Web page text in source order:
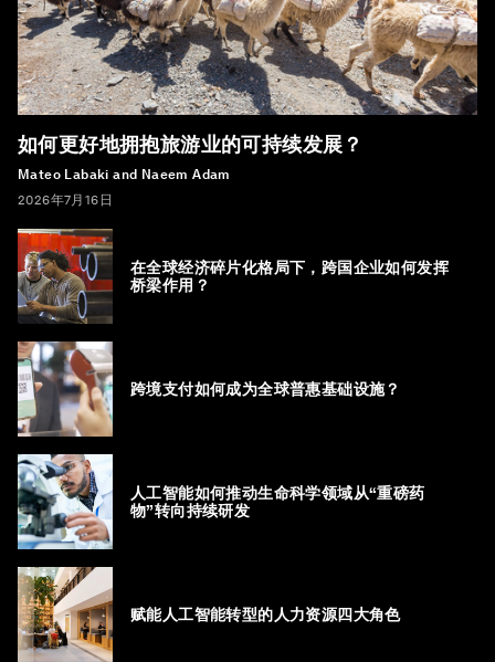
如何更好地拥抱旅游业的可持续发展？
Mateo Labaki and Naeem Adam
2026年7月16日
在全球经济碎片化格局下，跨国企业如何发挥
桥梁作用？
跨境支付如何成为全球普惠基础设施？
人工智能如何推动生命科学领域从“重磅药
物”转向持续研发
赋能人工智能转型的人力资源四大角色